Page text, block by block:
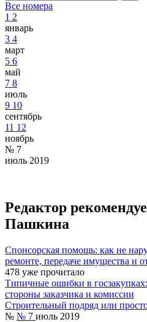
Все номера
1 2
январь
3 4
март
5 6
май
7 8
июль
9 10
сентябрь
11 12
ноябрь
№ 7
июль 2019
Редактор
Пашкина
Спонсорская помощь: как не
ремонте, передаче имущества и
478 уже прочитало
Типичные ошибки в
стороны заказчика и комиссии
Строительный подряд или
№ № 7 июль 2019